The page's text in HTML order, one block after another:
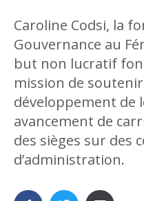
Caroline Codsi, la
Gouvernance au
but non lucratif
mission de
développement de
avancement de
des sièges sur des
d’administration.